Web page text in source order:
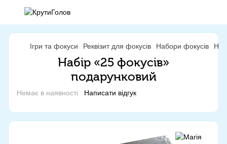
Ігри та фокуси Реквізит для фокусів Набори фокусів
Набір «25 фокусів»
подарунковий
Немає в наявності Написати відгук